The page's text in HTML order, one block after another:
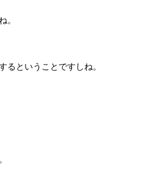
。
るということですしね。